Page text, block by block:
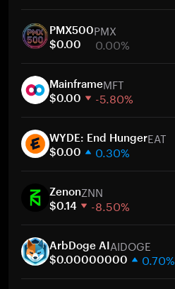
30 días
Capitalización de mercado
PMX500PMX
$0.00 0.00%
30 días
Capitalización de mercado
MainframeMFT
$0.00 -5.80%
30 días
Capitalización de mercado
WYDE: End HungerEAT
$0.00 0.30%
30 días
Capitalización de mercado
ZenonZNN
$0.14 -8.50%
30 días
Capitalización de mercado
ArbDoge AIAIDOGE
$0.00000000 0.70%